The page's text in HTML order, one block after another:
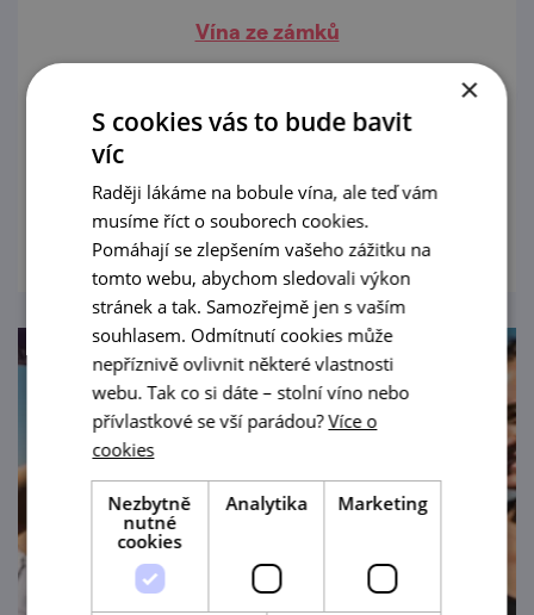
Vína ze zámků
Mezinárodní přehlídka zámeckých vinařství
a bohatý doprovodný program.
prohlédnout
×
S cookies vás to bude bavit
víc
Raději lákáme na bobule vína, ale teď vám
musíme říct o souborech cookies.
Pomáhají se zlepšením vašeho zážitku na
tomto webu, abychom sledovali výkon
stránek a tak. Samozřejmě jen s vaším
souhlasem. Odmítnutí cookies může
nepříznivě ovlivnit některé vlastnosti
webu. Tak co si dáte – stolní víno nebo
přívlastkové se vší parádou?Více o
cookies
Nezbytně
nutné
cookies
Analytika Marketing